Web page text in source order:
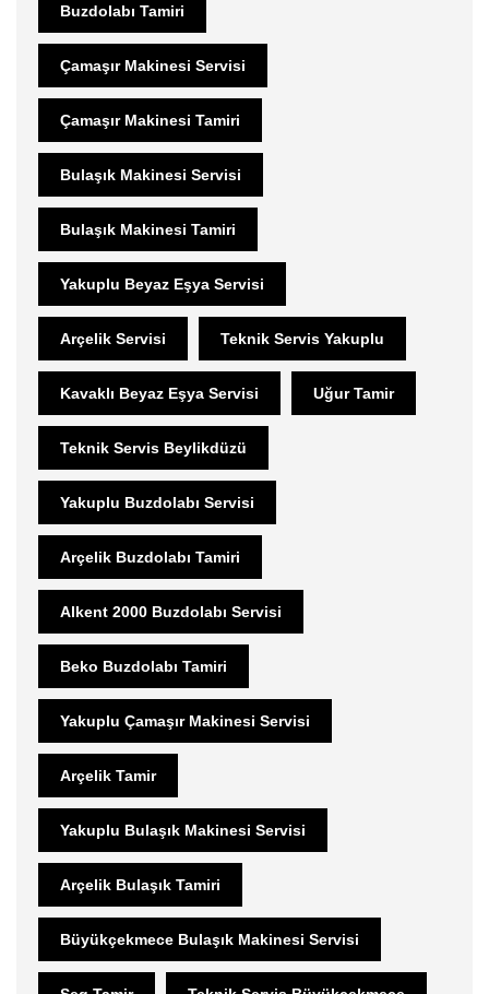
Buzdolabı Tamiri
Çamaşır Makinesi Servisi
Çamaşır Makinesi Tamiri
Bulaşık Makinesi Servisi
Bulaşık Makinesi Tamiri
Yakuplu Beyaz Eşya Servisi
Arçelik Servisi Teknik Servis Yakuplu
Kavaklı Beyaz Eşya Servisi Uğur Tamir
Teknik Servis Beylikdüzü
Yakuplu Buzdolabı Servisi
Arçelik Buzdolabı Tamiri
Alkent 2000 Buzdolabı Servisi
Beko Buzdolabı Tamiri
Yakuplu Çamaşır Makinesi Servisi
Arçelik Tamir
Yakuplu Bulaşık Makinesi Servisi
Arçelik Bulaşık Tamiri
Büyükçekmece Bulaşık Makinesi Servisi